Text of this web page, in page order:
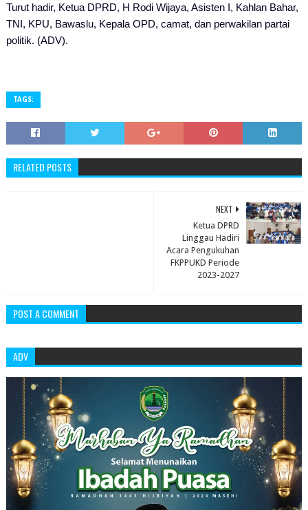
Turut hadir, Ketua DPRD, H Rodi Wijaya, Asisten I, Kahlan Bahar,
TNI, KPU, Bawaslu, Kepala OPD, camat, dan perwakilan partai
politik. (ADV).
TAGS:
RELATED POSTS
NEXT
Ketua DPRD
Linggau Hadiri
Acara Pengukuhan
FKPPUKD Periode
2023-2027
POST A COMMENT
ADV